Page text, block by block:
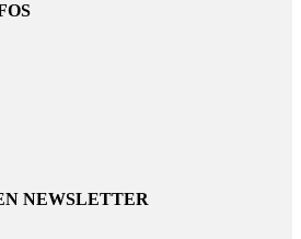
NEWSLETTER